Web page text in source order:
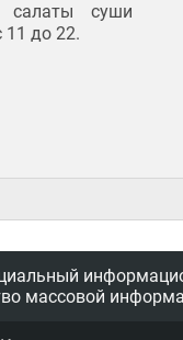
салаты
суши
11 до 22.
массовой